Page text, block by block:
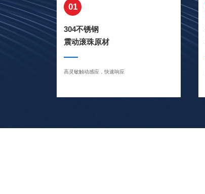
01
304不锈钢
震动滚珠原材
高灵敏触动感应，快速响应